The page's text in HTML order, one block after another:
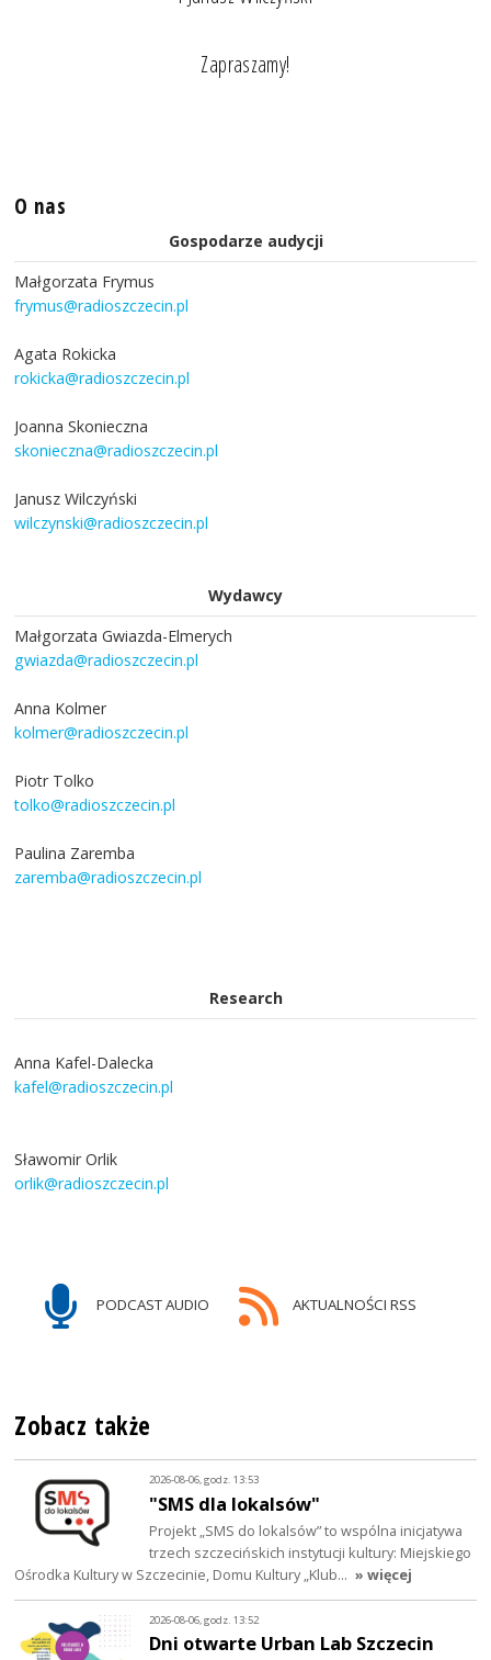
Zapraszamy!
O nas
Gospodarze audycji
Małgorzata Frymus
frymus@radioszczecin.pl
Agata Rokicka
rokicka@radioszczecin.pl
Joanna Skonieczna
skonieczna@radioszczecin.pl
Janusz Wilczyński
wilczynski@radioszczecin.pl
Wydawcy
Małgorzata Gwiazda-Elmerych
gwiazda@radioszczecin.pl
Anna Kolmer
kolmer@radioszczecin.pl
Piotr Tolko
tolko@radioszczecin.pl
Paulina Zaremba
zaremba@radioszczecin.pl
Research
Anna Kafel-Dalecka
kafel@radioszczecin.pl
Sławomir Orlik
orlik@radioszczecin.pl
PODCAST AUDIO AKTUALNOŚCI RSS
Zobacz także
2026-08-06, godz. 13:53
"SMS dla lokalsów"
Projekt „SMS do lokalsów” to wspólna inicjatywa
trzech szczecińskich instytucji kultury: Miejskiego
Ośrodka Kultury w Szczecinie, Domu Kultury „Klub… » więcej
2026-08-06, godz. 13:52
Dni otwarte Urban Lab Szczecin